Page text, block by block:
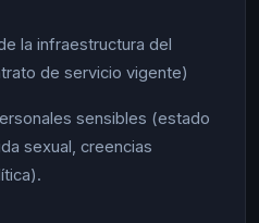
la infraestructura del
de servicio vigente)
sensibles (estado
sexual, creencias